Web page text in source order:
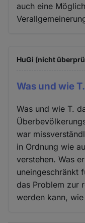
auch eine
HuGi (nicht
Was und wie
Was und wie T.
war
in Ordnung wie
verstehen. Was
uneingeschränkt
das Problem zur
werden kann,